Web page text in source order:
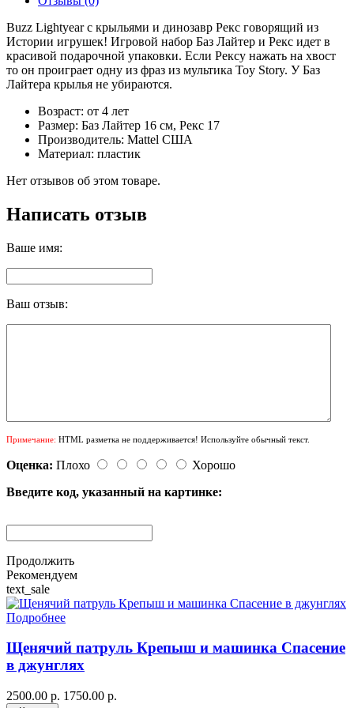
Buzz Lightyear с крыльями и динозавр Рекс говорящий из
Истории игрушек! Игровой набор Баз Лайтер и Рекс идет в
красивой подарочной упаковки. Если Рексу нажать на хвост
то он проиграет одну из фраз из мультика Toy Story. У Баз
Лайтера крылья не убираются.
Возраст: от 4 лет
Размер: Баз Лайтер 16 см, Рекс 17
Производитель: Mattel США
Материал: пластик
Нет отзывов об этом товаре.
Написать отзыв
Ваше имя:
Ваш отзыв:
Примечание: HTML разметка не поддерживается! Используйте обычный текст.
Оценка: Плохо
Хорошо
Введите код, указанный на картинке:
Продолжить
Рекомендуем
text_sale
Подробнее
Щенячий патруль Крепыш и машинка Спасение
в джунглях
2500.00 р. 1750.00 р.